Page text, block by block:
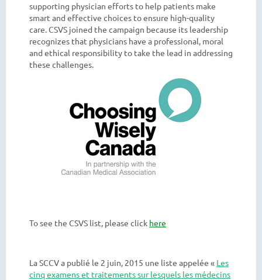
supporting physician efforts to help patients make
smart and effective choices to ensure high-quality
care. CSVS joined the campaign because its leadership
recognizes that physicians have a professional, moral
and ethical responsibility to take the lead in addressing
these challenges.
To see the CSVS list, please click here
La SCCV a publié le 2 juin, 2015 une liste appelée « Les
cinq examens et traitements sur lesquels les médecins